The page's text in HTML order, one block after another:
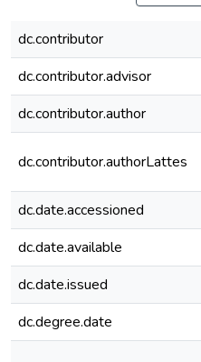
dc.contributor
dc.contributor.advisor
dc.contributor.author
dc.contributor.authorLattes
dc.date.accessioned
dc.date.available
dc.date.issued
dc.degree.date